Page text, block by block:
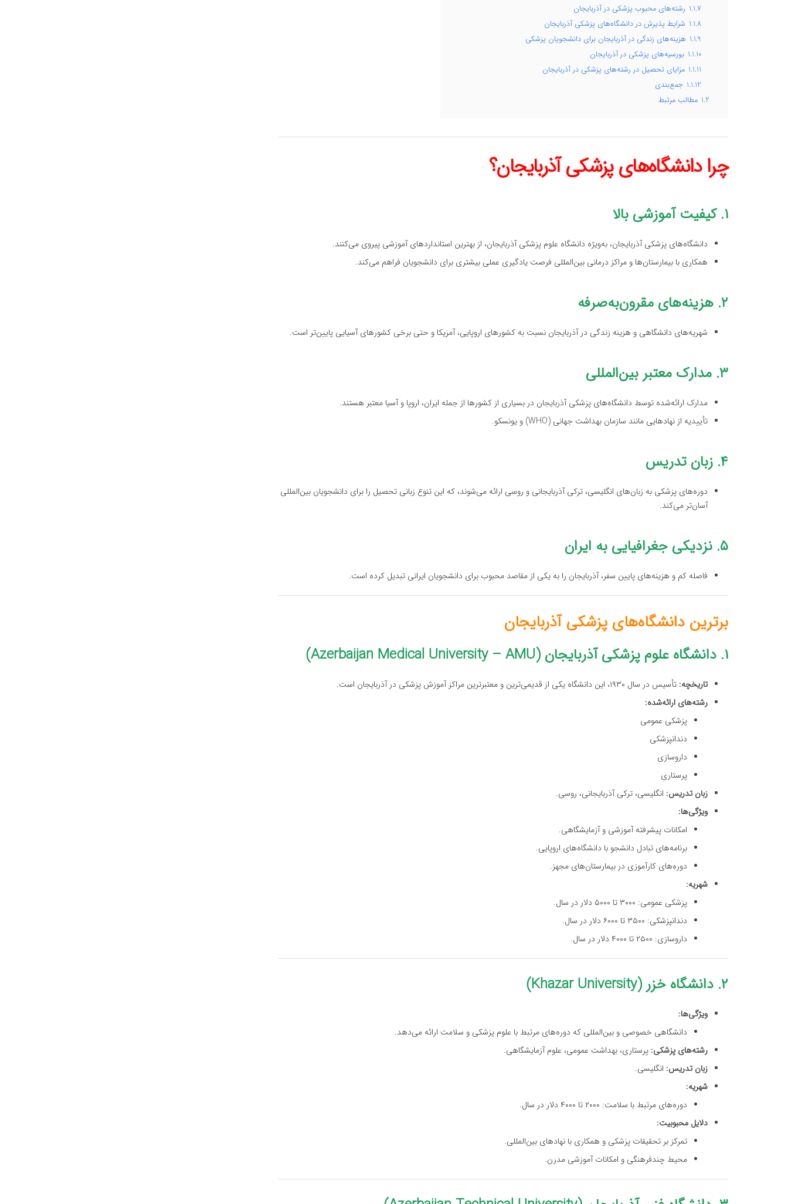
1.1.7 رشته‌های محبوب پزشکی در آذربایجان
1.1.8 شرایط پذیرش در دانشگاه‌های پزشکی آذربایجان
1.1.9 هزینه‌های زندگی در آذربایجان برای دانشجویان پزشکی
1.1.10 بورسیه‌های پزشکی در آذربایجان
1.1.11 مزایای تحصیل در رشته‌های پزشکی در آذربایجان
1.1.12 جمع‌بندی
1.2 مطالب مرتبط
چرا دانشگاه‌های پزشکی آذربایجان؟
۱. کیفیت آموزشی بالا
دانشگاه‌های پزشکی آذربایجان، به‌ویژه دانشگاه علوم پزشکی آذربایجان، از بهترین استانداردهای آموزشی پیروی می‌کنند.
همکاری با بیمارستان‌ها و مراکز درمانی بین‌المللی فرصت یادگیری عملی بیشتری برای دانشجویان فراهم می‌کند.
۲. هزینه‌های مقرون‌به‌صرفه
شهریه‌های دانشگاهی و هزینه زندگی در آذربایجان نسبت به کشورهای اروپایی، آمریکا و حتی برخی کشورهای آسیایی پایین‌تر است.
۳. مدارک معتبر بین‌المللی
مدارک ارائه‌شده توسط دانشگاه‌های پزشکی آذربایجان در بسیاری از کشورها از جمله ایران، اروپا و آسیا معتبر هستند.
تأییدیه از نهادهایی مانند سازمان بهداشت جهانی (WHO) و یونسکو.
۴. زبان تدریس
دوره‌های پزشکی به زبان‌های انگلیسی، ترکی آذربایجانی و روسی ارائه می‌شوند، که این تنوع زبانی تحصیل را برای دانشجویان بین‌المللی
آسان‌تر می‌کند.
۵. نزدیکی جغرافیایی به ایران
فاصله کم و هزینه‌های پایین سفر، آذربایجان را به یکی از مقاصد محبوب برای دانشجویان ایرانی تبدیل کرده است.
برترین دانشگاه‌های پزشکی آذربایجان
۱. دانشگاه علوم پزشکی آذربایجان (Azerbaijan Medical University – AMU)
تاریخچه: تأسیس در سال ۱۹۳۰، این دانشگاه یکی از قدیمی‌ترین و معتبرترین مراکز آموزش پزشکی در آذربایجان است.
رشته‌های ارائه‌شده:
پزشکی عمومی
دندانپزشکی
داروسازی
پرستاری
زبان تدریس: انگلیسی، ترکی آذربایجانی، روسی.
ویژگی‌ها:
امکانات پیشرفته آموزشی و آزمایشگاهی.
برنامه‌های تبادل دانشجو با دانشگاه‌های اروپایی.
دوره‌های کارآموزی در بیمارستان‌های مجهز.
شهریه:
پزشکی عمومی: ۳۰۰۰ تا ۵۰۰۰ دلار در سال.
دندانپزشکی: ۳۵۰۰ تا ۶۰۰۰ دلار در سال.
داروسازی: ۲۵۰۰ تا ۴۰۰۰ دلار در سال.
۲. دانشگاه خزر (Khazar University)
ویژگی‌ها:
دانشگاهی خصوصی و بین‌المللی که دوره‌های مرتبط با علوم پزشکی و سلامت ارائه می‌دهد.
رشته‌های پزشکی: پرستاری، بهداشت عمومی، علوم آزمایشگاهی.
زبان تدریس: انگلیسی.
شهریه:
دوره‌های مرتبط با سلامت: ۲۰۰۰ تا ۴۰۰۰ دلار در سال.
دلایل محبوبیت:
تمرکز بر تحقیقات پزشکی و همکاری با نهادهای بین‌المللی.
محیط چندفرهنگی و امکانات آموزشی مدرن.